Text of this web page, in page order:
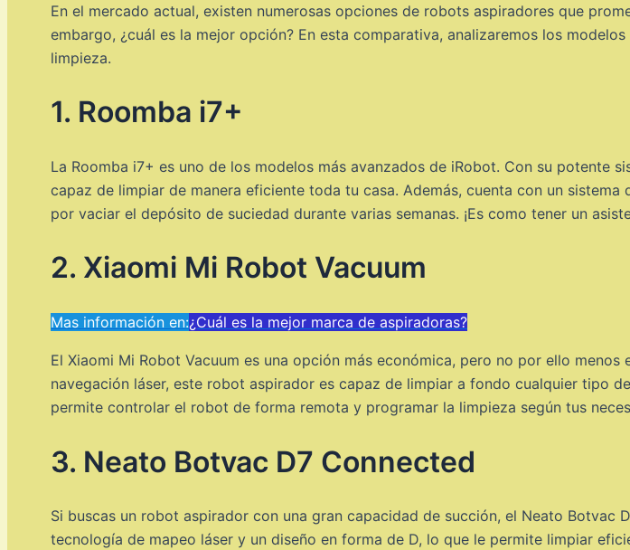
En el mercado actual, existen numerosas opciones de robots aspiradores que
embargo, ¿cuál es la mejor opción? En esta comparativa, analizaremos los
limpieza.
1. Roomba i7+
La Roomba i7+ es uno de los modelos más avanzados de iRobot. Con su potente
capaz de limpiar de manera eficiente toda tu casa. Además, cuenta con un
por vaciar el depósito de suciedad durante varias semanas. ¡Es como tener un
2. Xiaomi Mi Robot Vacuum
Mas información en:¿Cuál es la mejor marca de aspiradoras?
El Xiaomi Mi Robot Vacuum es una opción más económica, pero no por ello
navegación láser, este robot aspirador es capaz de limpiar a fondo cualquier tipo
permite controlar el robot de forma remota y programar la limpieza según tus
3. Neato Botvac D7 Connected
Si buscas un robot aspirador con una gran capacidad de succión, el Neato Botvac
tecnología de mapeo láser y un diseño en forma de D, lo que le permite limpiar